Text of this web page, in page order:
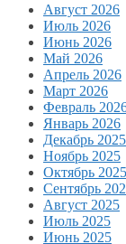
Август 2026
Июль 2026
Июнь 2026
Май 2026
Апрель 2026
Март 2026
Февраль
Январь 2026
Декабрь 2025
Ноябрь 2025
Октябрь 2025
Сентябрь
Август 2025
Июль 2025
Июнь 2025